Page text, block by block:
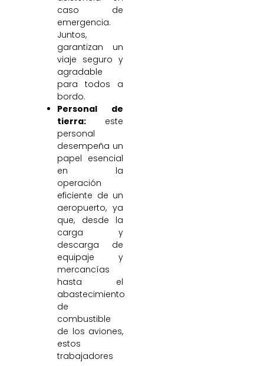
caso de
emergencia.
Juntos,
garantizan un
viaje seguro y
agradable
para todos a
bordo.
Personal de
tierra: este
personal
desempeña un
papel esencial
en la
operación
eficiente de un
aeropuerto, ya
que, desde la
carga y
descarga de
equipaje y
mercancías
hasta el
abastecimiento
de
combustible
de los aviones,
estos
trabajadores